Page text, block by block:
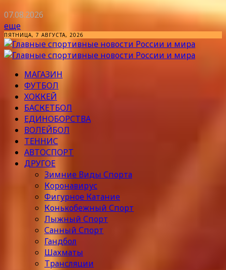
07.08.2026
еще
ПЯТНИЦА, 7 АВГУСТА, 2026
МАГАЗИН
ФУТБОЛ
ХОККЕЙ
БАСКЕТБОЛ
ЕДИНОБОРСТВА
ВОЛЕЙБОЛ
ТЕННИС
АВТОСПОРТ
ДРУГОЕ
Зимние Виды Спорта
Коронавирус
Фигурное Катание
Конькобежный Спорт
Лыжный Спорт
Санный Спорт
Гандбол
Шахматы
Трансляции